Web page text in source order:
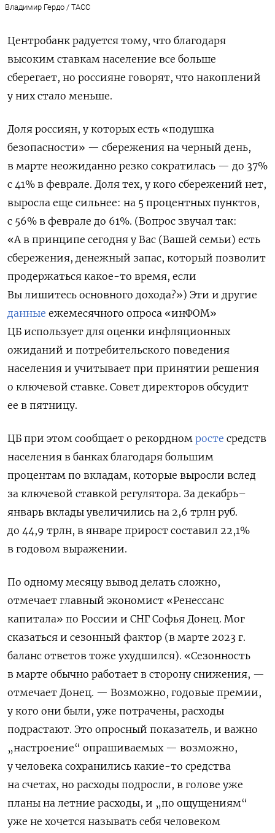
Владимир Гердо / ТАСС
Центробанк радуется тому, что благодаря
высоким ставкам население все больше
сберегает, но россияне говорят, что накоплений
у них стало меньше.
Доля россиян, у которых есть «подушка
безопасности» — сбережения на черный день,
в марте неожиданно резко сократилась — до 37%
с 41% в феврале. Доля тех, у кого сбережений нет,
выросла еще сильнее: на 5 процентных пунктов,
с 56% в феврале до 61%. (Вопрос звучал так:
«А в принципе сегодня у Вас (Вашей семьи) есть
сбережения, денежный запас, который позволит
продержаться какое-то время, если
Вы лишитесь основного дохода?») Эти и другие
данные ежемесячного опроса «инФОМ»
ЦБ использует для оценки инфляционных
ожиданий и потребительского поведения
населения и учитывает при принятии решения
о ключевой ставке. Совет директоров обсудит
ее в пятницу.
ЦБ при этом сообщает о рекордном росте средств
населения в банках благодаря большим
процентам по вкладам, которые выросли вслед
за ключевой ставкой регулятора. За декабрь–
январь вклады увеличились на 2,6 трлн руб.
до 44,9 трлн, в январе прирост составил 22,1%
в годовом выражении.
По одному месяцу вывод делать сложно,
отмечает главный экономист «Ренессанс
капитала» по России и СНГ Софья Донец. Мог
сказаться и сезонный фактор (в марте 2023 г.
баланс ответов тоже ухудшился). «Сезонность
в марте обычно работает в сторону снижения, —
отмечает Донец. — Возможно, годовые премии,
у кого они были, уже потрачены, расходы
подрастают. Это опросный показатель, и важно
„настроение“ опрашиваемых — возможно,
у человека сохранились какие-то средства
на счетах, но расходы подросли, в голове уже
планы на летние расходы, и „по ощущениям“
уже не хочется называть себя человеком